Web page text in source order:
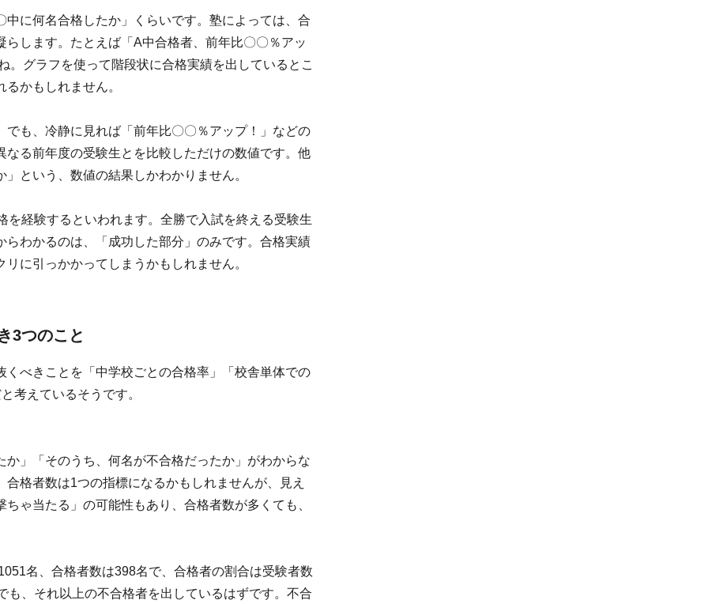
に何名合格したか」くらいです。塾によっては、合
します。たとえば「A中合格者、前年比〇〇％アッ
グラフを使って階段状に合格実績を出しているとこ
かもしれません。
も、冷静に見れば「前年比〇〇％アップ！」などの
る前年度の受験生とを比較しただけの数値です。他
という、数値の結果しかわかりません。
経験するといわれます。全勝で入試を終える受験生
わかるのは、「成功した部分」のみです。合格実績
に引っかかってしまうかもしれません。
3つのこと
べきことを「中学校ごとの合格率」「校舎単体での
考えているそうです。
」「そのうち、何名が不合格だったか」がわからな
格者数は1つの指標になるかもしれませんが、見え
ゃ当たる」の可能性もあり、合格者数が多くても、
名、合格者数は398名で、合格者の割合は受験者数
、それ以上の不合格者を出しているはずです。不合